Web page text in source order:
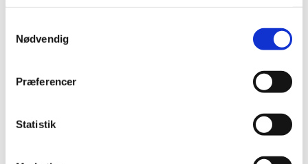
Nødvendig
Præferencer
Statistik
2012 (44)
2010 (7)
2008 (8)